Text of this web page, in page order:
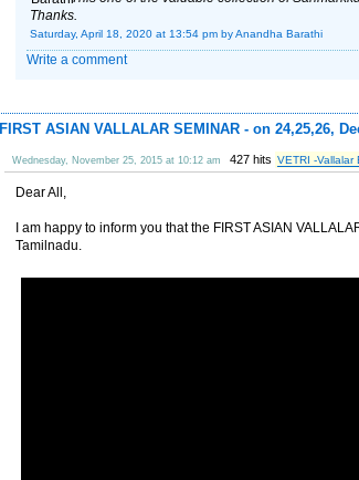
Thanks.
Saturday, April 18, 2020 at 13:54 pm by Anandha Barathi
Write a comment
FIRST ASIAN VALLALAR SEMINAR - on 24,25,26,
Wednesday, November 25, 2015 at 10:12 am 427 hits VETRI -Vallalar
Dear All,
I am happy to inform you that the FIRST ASIAN
Tamilnadu.